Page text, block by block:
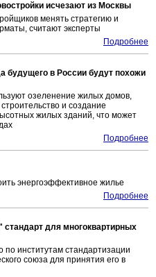
исчезают из Москвы
менять стратегию и
считают эксперты
Подробнее
будущего в России будут похожи
озеленение жилых домов,
и создание
жилых зданий, что может
Подробнее
энергоэффективное жилье
Подробнее
для многоквартирных
по институтам стандартизации
союза для принятия его в